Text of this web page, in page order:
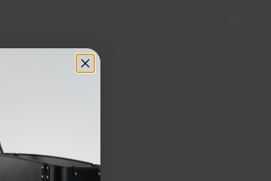
ingen produkter i handlekurven.
Til Butikken